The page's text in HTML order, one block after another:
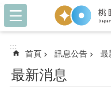
跳到主要內容區塊
:::
:::
首頁 訊息公告 最
最新消息